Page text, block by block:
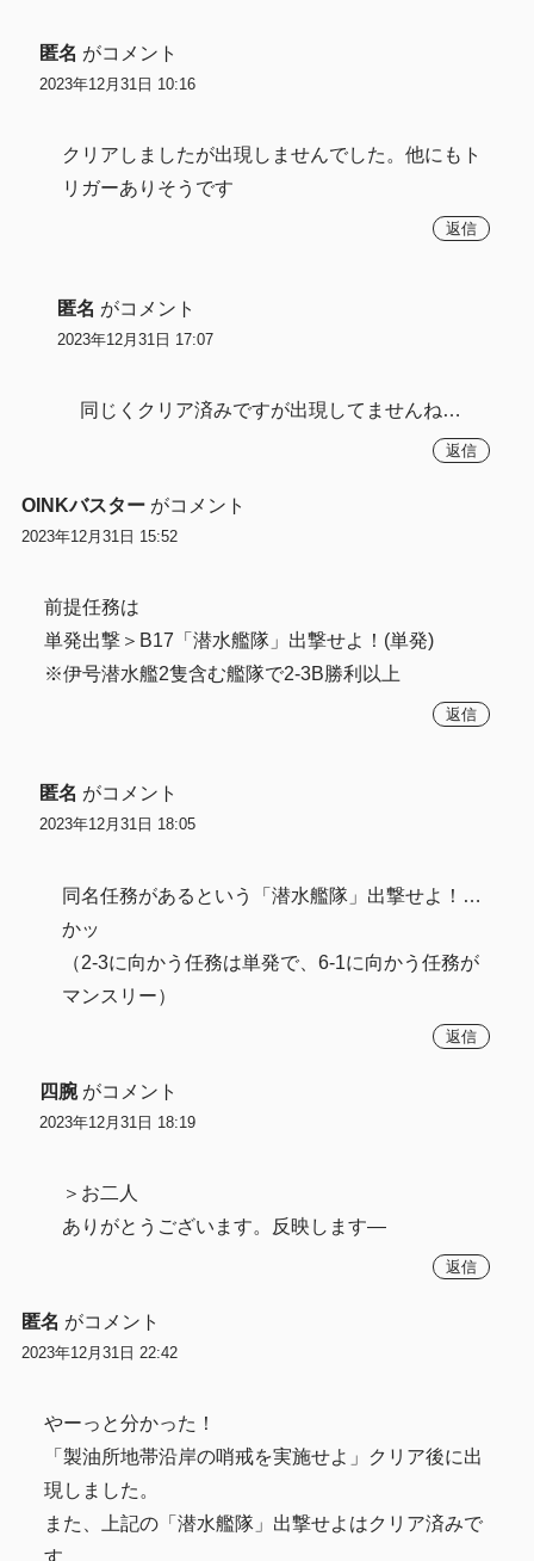
匿名 がコメント
2023年12月31日 10:16
クリアしましたが出現しませんでした。他にもト
リガーありそうです
返信
匿名 がコメント
2023年12月31日 17:07
同じくクリア済みですが出現してませんね…
返信
OINKバスター がコメント
2023年12月31日 15:52
前提任務は
単発出撃＞B17「潜水艦隊」出撃せよ！(単発)
※伊号潜水艦2隻含む艦隊で2-3B勝利以上
返信
匿名 がコメント
2023年12月31日 18:05
同名任務があるという「潜水艦隊」出撃せよ！…
かッ
（2-3に向かう任務は単発で、6-1に向かう任務が
マンスリー）
返信
四腕 がコメント
2023年12月31日 18:19
＞お二人
ありがとうございます。反映します―
返信
匿名 がコメント
2023年12月31日 22:42
やーっと分かった！
「製油所地帯沿岸の哨戒を実施せよ」クリア後に出
現しました。
また、上記の「潜水艦隊」出撃せよはクリア済みで